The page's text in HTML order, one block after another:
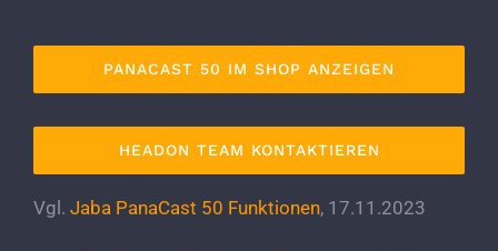
PANACAST 50 IM SHOP ANZEIGEN
HEADON TEAM KONTAKTIEREN
Vgl. Jaba PanaCast 50 Funktionen, 17.11.2023